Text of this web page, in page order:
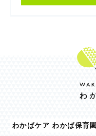
わかばケア わかば保育園